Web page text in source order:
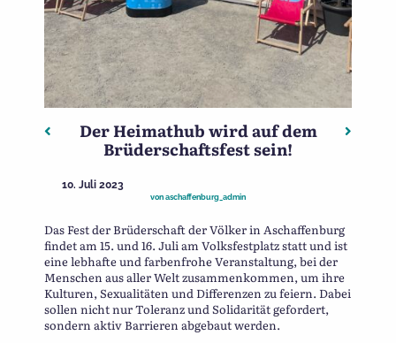
Beitragsnavigation
Vorheriger: Einblick in die Arbeit mit digitalen
Der Heimathub wird auf dem
Brüderschaftsfest sein!
10. Juli 2023
von aschaffenburg_admin
Das Fest der Brüderschaft der Völker in Aschaffenburg
findet am 15. und 16. Juli am Volksfestplatz statt und ist
eine lebhafte und farbenfrohe Veranstaltung, bei der
Menschen aus aller Welt zusammenkommen, um ihre
Kulturen, Sexualitäten und Differenzen zu feiern. Dabei
sollen nicht nur Toleranz und Solidarität gefordert,
sondern aktiv Barrieren abgebaut werden.